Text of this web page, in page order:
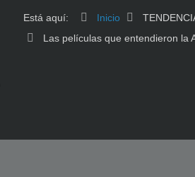
Está aquí: Inicio
Las películas que entendieron la